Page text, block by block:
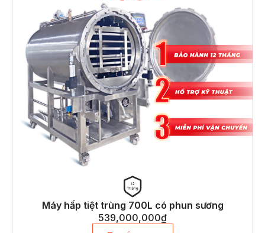
Máy hấp tiệt trùng 700L có phun sương
539,000,000₫